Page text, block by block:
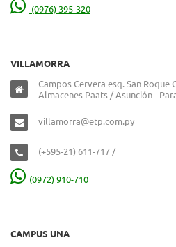
(0976) 395-320
VILLAMORRA
Campos Cervera esq. San Roque
Almacenes Paats / Asunción -
villamorra@etp.com.py
(+595-21) 611-717 /
(0972) 910-710
CAMPUS UNA